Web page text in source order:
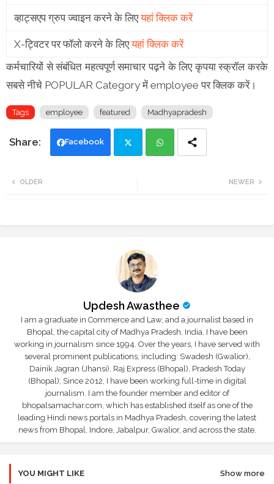
व्हाट्सएप ग्रुप ज्वाइन करने के लिएयहां क्लिक करें
X-ट्विटर पर फॉलो करने के लिएयहां क्लिक करें
कर्मचारियों से संबंधित महत्वपूर्ण समाचार पढ़ने के लिए कृपया स्क्रॉल करके
सबसे नीचे POPULAR Category में employee पर क्लिक करें।
Tags employee featured Madhyapradesh
Facebook
NEWER
OLDER
Updesh Awasthee
I am a graduate in Commerce and Law, and a journalist based in
Bhopal, the capital city of Madhya Pradesh, India. I have been
working in journalism since 1994. Over the years, I have served with
several prominent publications, including: Swadesh (Gwalior),
Dainik Jagran (Jhansi), Raj Express (Bhopal), Pradesh Today
(Bhopal); Since 2012, I have been working full-time in digital
journalism. I am the founder member and editor of
bhopalsamachar.com, which has established itself as one of the
leading Hindi news portals in Madhya Pradesh, covering the latest
news from Bhopal, Indore, Jabalpur, Gwalior, and across the state.
YOU MIGHT LIKE Show more